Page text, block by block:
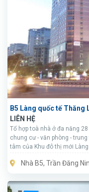
B5 Làng quốc tế Thăng
LIÊN HỆ
Tổ hợp toà nhà ở đa năng
chung cư - văn phòng -
tâm của Khu đô thị mới
Nhà B5, Trần Đăng